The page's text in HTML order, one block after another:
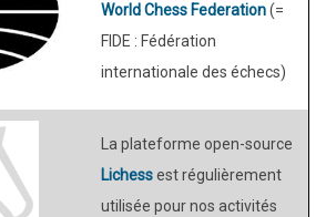
World Chess Federation(=
FIDE : Fédération
internationale des échecs)
La plateforme open-source
Lichessest régulièrement
utilisée pour nos activités